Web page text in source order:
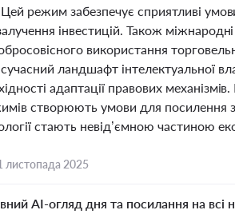
режим забезпечує сприятливі
інвестицій. Також
використання
ландшафт інтелектуальної
адаптації правових
створюють умови для посилення
стають невід’ємною частиною
листопада 2025
AI-огляд дня та посилання на всі